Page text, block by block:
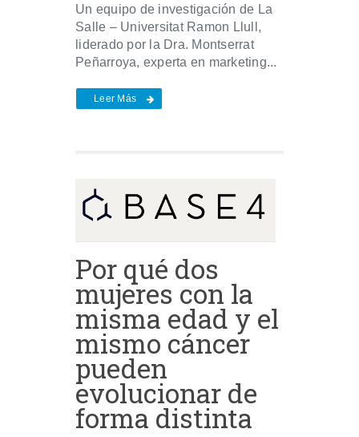
Un equipo de investigación de La
Salle – Universitat Ramon Llull,
liderado por la Dra. Montserrat
Peñarroya, experta en marketing...
Leer Más
Por qué dos
mujeres con la
misma edad y el
mismo cáncer
pueden
evolucionar de
forma distinta